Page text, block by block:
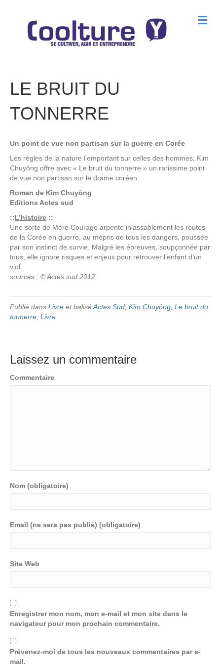
M
e
LE BRUIT DU
TONNERRE
Un point de vue non partisan sur la guerre en Corée
Les règles de la nature l’emportant sur celles des hommes, Kim
Chuyông offre avec « Le bruit du tonnerre » un rarissime point
de vue non partisan sur le drame coréen.
Roman de Kim Chuyông
Editions Actes sud
::L’histoire ::
Une sorte de Mère Courage arpente inlassablement les routes
de la Corée en guerre, au mépris de tous les dangers, poussée
par son instinct de survie. Malgré les épreuves, soupçonnée par
tous, elle ignore risques et enjeux pour retrouver l’enfant d’un
viol.
sources : © Actes sud 2012
Publié dans Livre et baliséActes Sud Kim Chuyông Le bruit du
tonnerre Livre
Laissez un commentaire
Commentaire
Nom (obligatoire)
Email (ne sera pas publié) (obligatoire)
Site Web
Enregistrer mon nom, mon e-mail et mon site dans le
navigateur pour mon prochain commentaire.
Prévenez-moi de tous les nouveaux commentaires par e-
mail.